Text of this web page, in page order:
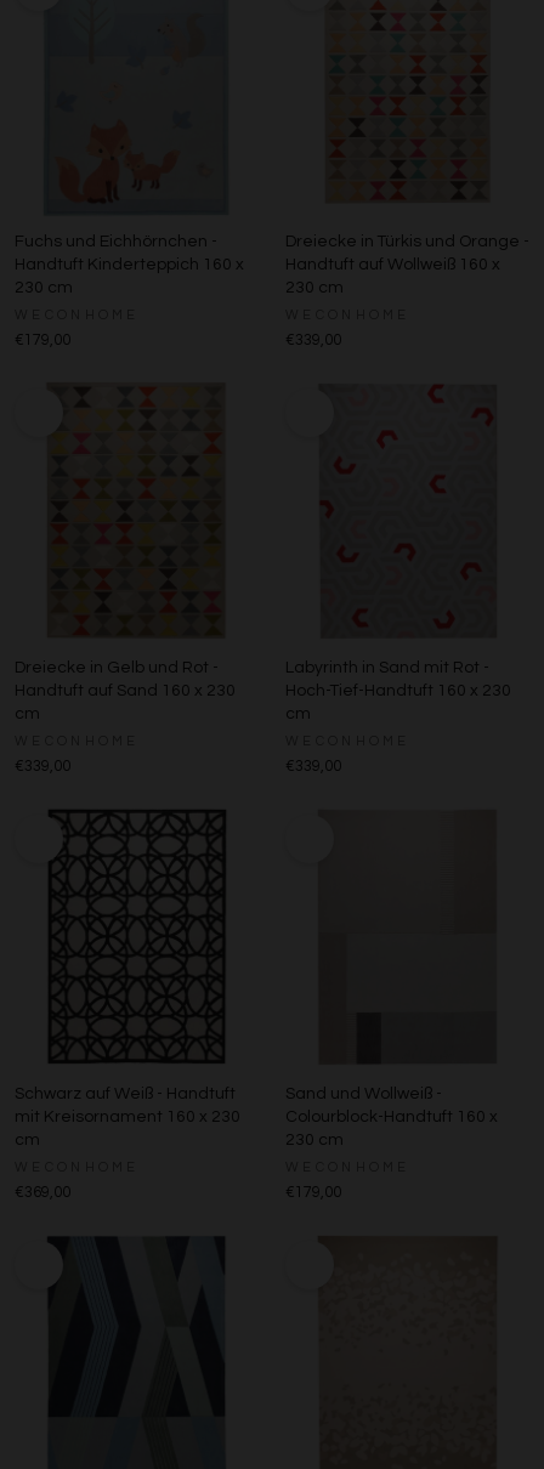
Fuchs und Eichhörnchen -
Handtuft Kinderteppich 160 x
230 cm
€179,00
Dreiecke in Türkis und Orange -
Handtuft auf Wollweiß 160 x
230 cm
€339,00
Dreiecke in Gelb und Rot -
Handtuft auf Sand 160 x 230
cm
€339,00
Labyrinth in Sand mit Rot -
Hoch-Tief-Handtuft 160 x 230
cm
€339,00
Schwarz auf Weiß - Handtuft
mit Kreisornament 160 x 230
cm
€369,00
Sand und Wollweiß -
Colourblock-Handtuft 160 x
230 cm
€179,00